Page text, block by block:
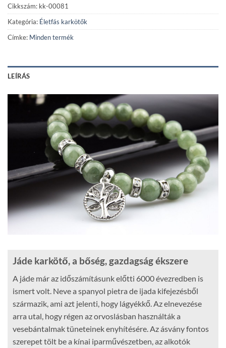
Cikkszám: kk-00081
Kategória: Életfás karkötők
Címke: Minden termék
LEÍRÁS
Jáde karkötő, a bőség, gazdagság ékszere
A jáde már az időszámításunk előtti 6000 évezredben is
ismert volt. Neve a spanyol pietra de ijada kifejezésből
származik, ami azt jelenti, hogy lágyékkő. Az elnevezése
arra utal, hogy régen az orvoslásban használták a
vesebántalmak tüneteinek enyhítésére. Az ásvány fontos
szerepet tölt be a kínai iparművészetben, az alkotók